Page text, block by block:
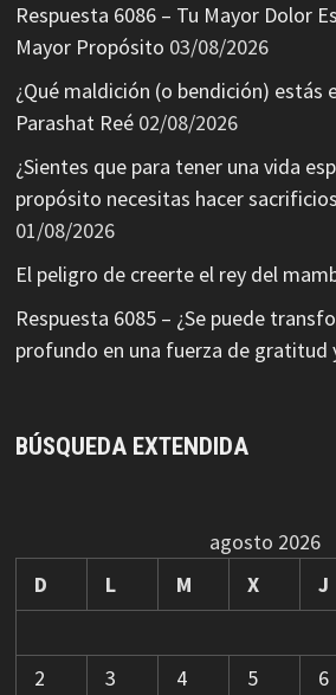
Respuesta 6086 – Tu Mayor Dolor
Mayor Propósito 03/08/2026
¿Qué maldición (o bendición) estás
Parashat Reé 02/08/2026
¿Sientes que para tener una vida
propósito necesitas hacer
01/08/2026
El peligro de creerte el rey del
Respuesta 6085 – ¿Se puede
profundo en una fuerza de gratitud
BÚSQUEDA EXTENDIDA
agosto 2026
D
L M X J
2
3 4 5 6